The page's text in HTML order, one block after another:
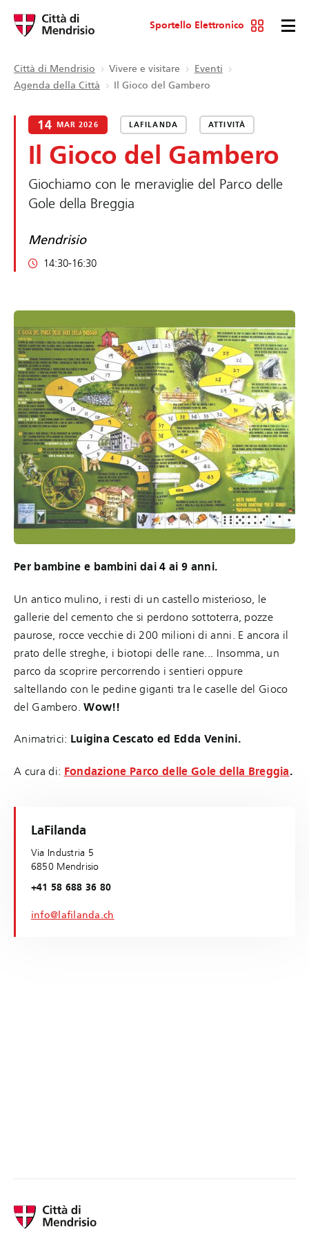
Sportello Elettronico
Città di Mendrisio Vivere e visitare
Eventi
Agenda della Città
Il Gioco del Gambero
14 MAR 2026 LAFILANDA ATTIVITÀ
Il Gioco del Gambero
Giochiamo con le meraviglie del Parco delle
Gole della Breggia
Mendrisio
14:30-16:30
Per bambine e bambini dai 4 ai 9 anni.
Un antico mulino, i resti di un castello misterioso, le
gallerie del cemento che si perdono sottoterra, pozze
paurose, rocce vecchie di 200 milioni di anni. E ancora il
prato delle streghe, i biotopi delle rane... Insomma, un
parco da scoprire percorrendo i sentieri oppure
saltellando con le pedine giganti tra le caselle del Gioco
del Gambero.Wow!!
Animatrici: Luigina Cescato ed Edda Venini.
A cura di: Fondazione Parco delle Gole della Breggia.
LaFilanda
Via Industria 5
6850 Mendrisio
+41 58 688 36 80
info@lafilanda.ch